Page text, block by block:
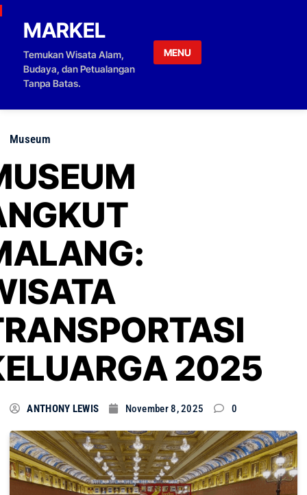
Skip to content
MARKEL
Temukan Wisata Alam,
Budaya, dan Petualangan
Tanpa Batas.
MENU
Museum
2025
ANTHONY LEWIS November 8, 2025 0